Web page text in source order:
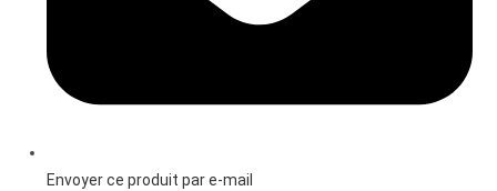
Envoyer ce produit par e-mail